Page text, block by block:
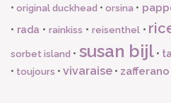
•original duckhead •orsina •
• rada • rainkiss • reisenthel•
sorbet island • susan bijl•
• toujours • vivaraise • zafferano